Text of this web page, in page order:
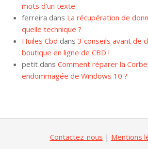
mots d’un texte
ferreira dans La récupération de
quelle technique ?
Huiles Cbd dans 3 conseils avant de
boutique en ligne de CBD !
petit dans Comment réparer la
endommagée de Windows 10 ?
Contactez-nous | Mentions